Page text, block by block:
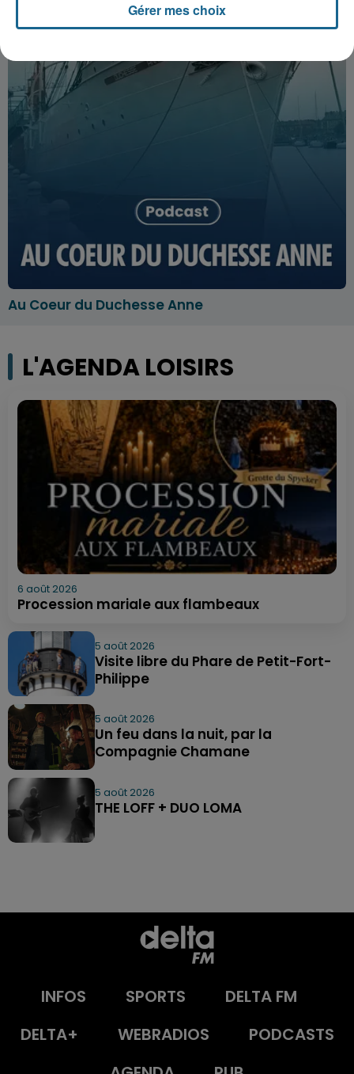
Au Coeur du Duchesse Anne
L'AGENDA LOISIRS
6 août 2026
Procession mariale aux flambeaux
5 août 2026
Visite libre du Phare de Petit-Fort-
Philippe
5 août 2026
Un feu dans la nuit, par la
Compagnie Chamane
5 août 2026
THE LOFF + DUO LOMA
INFOS SPORTS
DELTA FM
DELTA+
WEBRADIOS
PODCASTS
Gérer mes choix